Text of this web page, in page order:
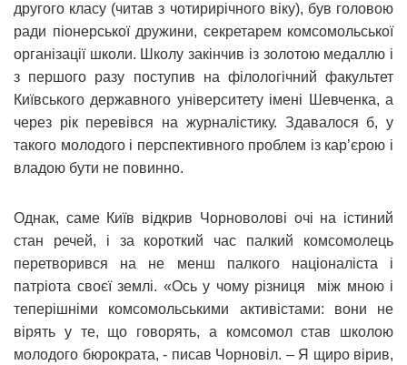
другого класу (читав з чотирирічного віку), був головою
ради піонерської дружини, секретарем комсомольської
організації школи. Школу закінчив із золотою медаллю і
з першого разу поступив на філологічний факультет
Київського державного університету імені Шевченка, а
через рік перевівся на журналістику. Здавалося б, у
такого молодого і перспективного проблем із кар’єрою і
владою бути не повинно.
Однак, саме Київ відкрив Чорноволові очі на істиний
стан речей, і за короткий час палкий комсомолець
перетворився на не менш палкого націоналіста і
патріота своєї землі. «Ось у чому різниця між мною і
теперішніми комсомольськими активістами: вони не
вірять у те, що говорять, а комсомол став школою
молодого бюрократа, - писав Чорновіл. – Я щиро вірив,